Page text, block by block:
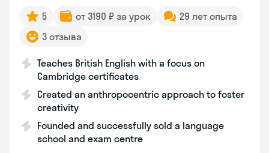
5 от 3190 ₽ за урок
29 лет опыта
3 отзыва
Teaches British English with a focus on
Cambridge certificates
Created an anthropocentric approach to foster
creativity
Founded and successfully sold a language
school and exam centre